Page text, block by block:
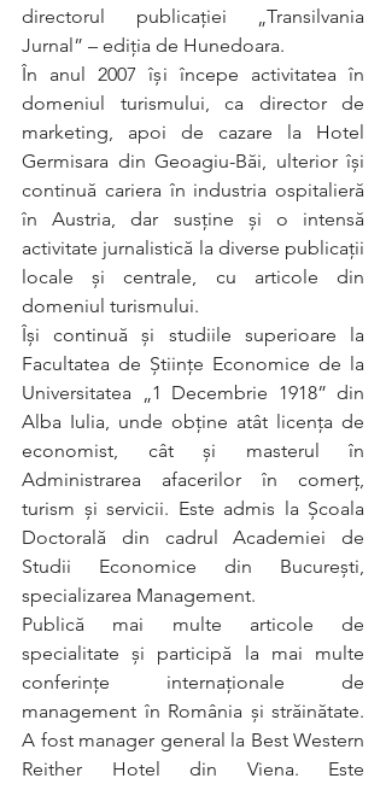
directorul publicației „Transilvania
Jurnal” – ediția de Hunedoara.
În anul 2007 își începe activitatea în
domeniul turismului, ca director de
marketing, apoi de cazare la Hotel
Germisara din Geoagiu-Băi, ulterior își
continuă cariera în industria ospitalieră
în Austria, dar susține și o intensă
activitate jurnalistică la diverse publicații
locale și centrale, cu articole din
domeniul turismului.
Își continuă și studiile superioare la
Facultatea de Științe Economice de la
Universitatea „1 Decembrie 1918” din
Alba Iulia, unde obține atât licența de
economist, cât și masterul în
Administrarea afacerilor în comerț,
turism și servicii. Este admis la Școala
Doctorală din cadrul Academiei de
Studii Economice din București,
specializarea Management.
Publică mai multe articole de
specialitate și participă la mai multe
conferințe internaționale de
management în România și străinătate.
A fost manager general la Best Western
Reither Hotel din Viena. Este